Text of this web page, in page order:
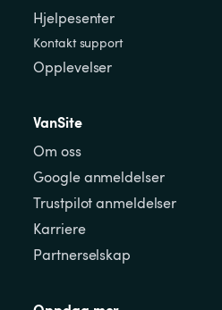
Hjelpesenter
Kontakt support
Opplevelser
VanSite
Om oss
Google anmeldelser
Trustpilot anmeldelser
Karriere
Partnerselskap